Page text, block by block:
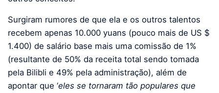
Surgiram rumores de que ela e os outros talentos
recebem apenas 10.000 yuans (pouco mais de US $
1.400) de salário base mais uma comissão de 1%
(resultante de 50% da receita total sendo tomada
pela Bilibli e 49% pela administração), além de
apontar que ‘eles se tornaram tão populares que